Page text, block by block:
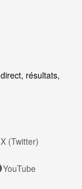
résultats,
X (Twitter)
YouTube